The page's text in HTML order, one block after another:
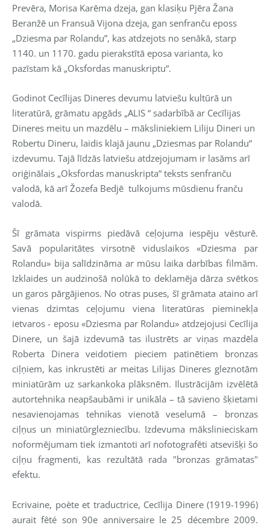
Prevēra, Morisa Karēma dzeja, gan klasiķu Pjēra Žana
Beranžē un Fransuā Vijona dzeja, gan senfranču eposs
„Dziesma par Rolandu”, kas atdzejots no senākā, starp
1140. un 1170. gadu pierakstītā eposa varianta, ko
pazīstam kā „Oksfordas manuskriptu“.
Godinot Cecīlijas Dineres devumu latviešu kultūrā un
literatūrā, grāmatu apgāds „ALIS “ sadarbībā ar Cecīlijas
Dineres meitu un mazdēlu – māksliniekiem Liliju Dineri un
Robertu Dineru, laidis klajā jaunu „Dziesmas par Rolandu“
izdevumu. Tajā līdzās latviešu atdzejojumam ir lasāms arī
oriģinālais „Oksfordas manuskripta“ teksts senfranču
valodā, kā arī Žozefa Bedjē tulkojums mūsdienu franču
valodā.
Šī grāmata vispirms piedāvā ceļojuma iespēju vēsturē.
Savā popularitātes virsotnē viduslaikos «Dziesma par
Rolandu» bija salīdzināma ar mūsu laika darbības filmām.
Izklaides un audzinošā nolūkā to deklamēja dārza svētkos
un garos pārgājienos. No otras puses, šī grāmata ataino arī
vienas dzimtas ceļojumu viena literatūras pieminekļa
ietvaros - eposu «Dziesma par Rolandu» atdzejojusi Cecīlija
Dinere, un šajā izdevumā tas ilustrēts ar viņas mazdēla
Roberta Dinera veidotiem pieciem patinētiem bronzas
ciļņiem, kas inkrustēti ar meitas Lilijas Dineres gleznotām
miniatūrām uz sarkankoka plāksnēm. Ilustrācijām izvēlētā
autortehnika neapšaubāmi ir unikāla – tā savieno šķietami
nesavienojamas tehnikas vienotā veselumā – bronzas
ciļņus un miniatūrglezniecību. Izdevuma mākslinieciskam
noformējumam tiek izmantoti arī nofotografēti atsevišķi šo
ciļņu fragmenti, kas rezultātā rada "bronzas grāmatas"
efektu.
Ecrivaine, poète et traductrice, Cecīlija Dinere (1919-1996)
aurait fêté son 90e anniversaire le 25 décembre 2009.